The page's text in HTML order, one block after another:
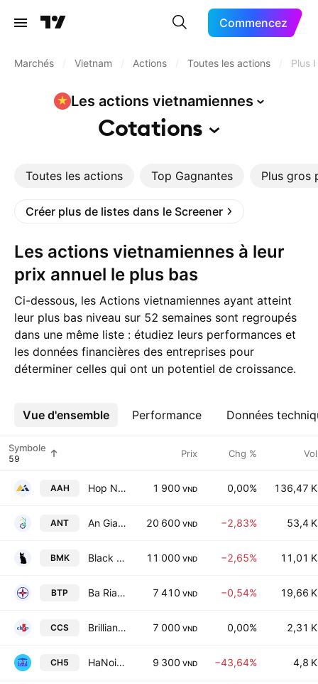
Commencez
Marchés Vietnam Actions Toutes les actions Plus
Les actions vietnamiennes
Cotations
Toutes les actions Top Gagnantes Plus gros
Créer plus de listes dans le Screener
Les actions vietnamiennes à leur
prix annuel le plus bas
Ci-dessous, les Actions vietnamiennes ayant atteint
leur plus bas niveau sur 52 semaines sont regroupés
dans une même liste : étudiez leurs performances et
les données financières des entreprises pour
déterminer celles qui ont un potentiel de croissance.
Vue d'ensemble Performance Données
Plus
Symbole Prix Chg % Vol
AAH Hop Nhat Joint Stock Company 1 900 VND 0,00% 136,47 K
ANT An Giang Fruit - Vegetables & Foodstuff JSC 20 600 VND −2,83% 53,4 K
BMK Black Cat Insulation Technical Joint Stock Company 11 000 VND −2,65% 11,01 K
BTP Ba Ria Thermal Power JSC 7 410 VND −0,54% 19,66 K
CCS Brilliant Chip Joint Stock Company 7 000 VND 0,00% 2,31 K
CH5 HaNoi Construction JSC No5 9 300 VND −43,64% 4,8 K